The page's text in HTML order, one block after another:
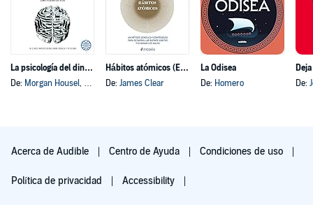
La psicología del dinero
De: Morgan Housel, y otros
Hábitos atómicos (Español neutro)
De: James Clear
La Odisea
De: Homero
De:
Acerca de Audible Centro de Ayuda Condiciones de uso
Política de privacidad Accessibility